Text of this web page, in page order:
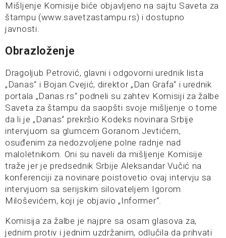
Mišljenje Komisije biće objavljeno na sajtu Saveta za
štampu (www.savetzastampu.rs) i dostupno
javnosti.
Obrazloženje
Dragoljub Petrović, glavni i odgovorni urednik lista
„Danas“ i Bojan Cvejić, direktor „Dan Grafa“ i urednik
portala „Danas.rs“ podneli su zahtev Komisiji za žalbe
Saveta za štampu da saopšti svoje mišljenje o tome
da li je „Danas“ prekršio Kodeks novinara Srbije
intervjuom sa glumcem Goranom Jevtićem,
osuđenim za nedozvoljene polne radnje nad
maloletnikom. Oni su naveli da mišljenje Komisije
traže jer je predsednik Srbije Aleksandar Vučić na
konferenciji za novinare poistovetio ovaj intervju sa
intervjuom sa serijskim silovateljem Igorom
Miloševićem, koji je objavio „Informer“.
Komisija za žalbe je najpre sa osam glasova za,
jednim protiv i jednim uzdržanim, odlučila da prihvati